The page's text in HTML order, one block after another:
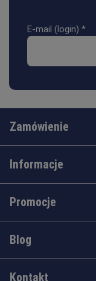
E-mail (login) *
Zamówienie
Informacje
Promocje
Blog
Kontakt